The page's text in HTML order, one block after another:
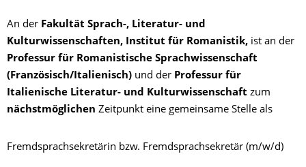
An der Fakultät Sprach-, Literatur- und
Kulturwissenschaften, Institut für Romanistik, ist an der
Professur für Romanistische Sprachwissenschaft
(Französisch/Italienisch) und der Professur für
Italienische Literatur- und Kulturwissenschaft zum
nächstmöglichen Zeitpunkt eine gemeinsame Stelle als
Fremdsprachsekretärin bzw. Fremdsprachsekretär (m/w/d)